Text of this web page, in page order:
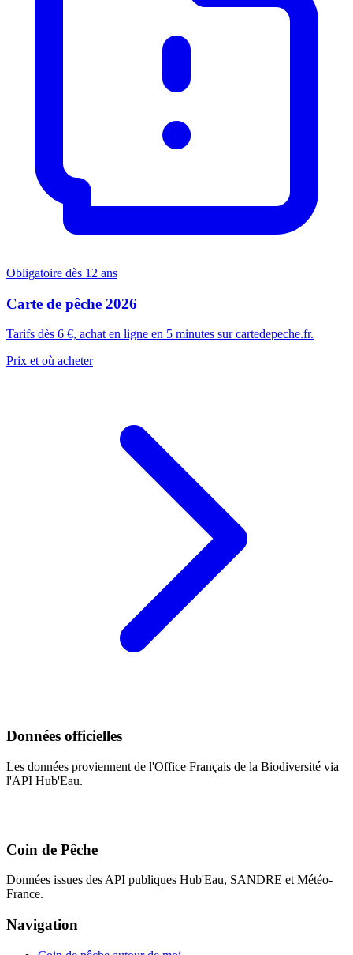
Obligatoire dès 12 ans
Carte de pêche 2026
Tarifs dès 6 €, achat en ligne en 5 minutes sur cartedepeche.fr.
Prix et où acheter
Données officielles
Les données proviennent de l'Office Français de la Biodiversité via
l'API Hub'Eau.
Coin de Pêche
Données issues des API publiques Hub'Eau, SANDRE et Météo-
France.
Navigation